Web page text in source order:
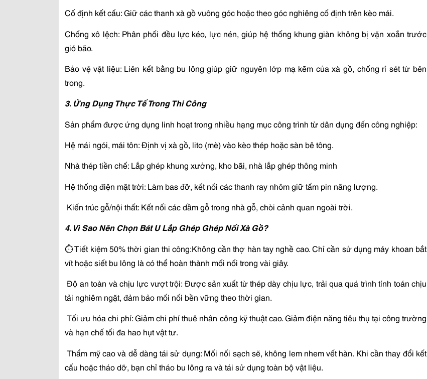
Cố định kết cấu: Giữ các thanh xà gồ vuông góc hoặc theo góc nghiêng cố định trên kèo mái.
Chống xô lệch: Phân phối đều lực kéo, lực nén, giúp hệ thống khung giàn không bị vặn xoắn trước
gió bão.
Bảo vệ vật liệu: Liên kết bằng bu lông giúp giữ nguyên lớp mạ kẽm của xà gồ, chống rỉ sét từ bên
trong.
3. Ứng Dụng Thực Tế Trong Thi Công
Sản phẩm được ứng dụng linh hoạt trong nhiều hạng mục công trình từ dân dụng đến công nghiệp:
Hệ mái ngói, mái tôn: Định vị xà gồ, lito (mè) vào kèo thép hoặc sàn bê tông.
Nhà thép tiền chế: Lắp ghép khung xưởng, kho bãi, nhà lắp ghép thông minh
Hệ thống điện mặt trời: Làm bas đỡ, kết nối các thanh ray nhôm giữ tấm pin năng lượng.
Kiến trúc gỗ/nội thất: Kết nối các dầm gỗ trong nhà gỗ, chòi cảnh quan ngoài trời.
4. Vì Sao Nên Chọn Bát U Lắp Ghép Ghép Nối Xà Gồ?
⏱️ Tiết kiệm 50% thời gian thi công:Không cần thợ hàn tay nghề cao. Chỉ cần sử dụng máy khoan bắt
vít hoặc siết bu lông là có thể hoàn thành mối nối trong vài giây.
Độ an toàn và chịu lực vượt trội: Được sản xuất từ thép dày chịu lực, trải qua quá trình tính toán chịu
tải nghiêm ngặt, đảm bảo mối nối bền vững theo thời gian.
Tối ưu hóa chi phí: Giảm chi phí thuê nhân công kỹ thuật cao. Giảm điện năng tiêu thụ tại công trường
và hạn chế tối đa hao hụt vật tư.
Thẩm mỹ cao và dễ dàng tái sử dụng: Mối nối sạch sẽ, không lem nhem vết hàn. Khi cần thay đổi kết
cấu hoặc tháo dỡ, bạn chỉ tháo bu lông ra và tái sử dụng toàn bộ vật liệu.